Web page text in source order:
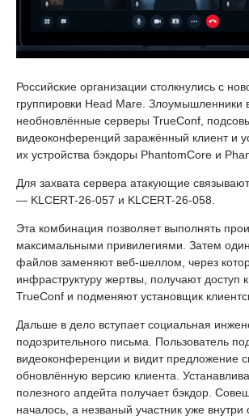
Российские организации столкнулись с
группировки Head Mare. Злоумышленники
необновлённые серверы TrueConf,
видеоконференций заражённый клиент и
их устройства бэкдоры PhantomCore и
Для захвата сервера атакующие
— KLCERT-26-057 и KLCERT-26-058.
Эта комбинация позволяет выполнять
максимальными привилегиями. Затем
файлов заменяют веб-шеллом, через
инфраструктуру жертвы, получают доступ
TrueConf и подменяют установщик
Дальше в дело вступает социальная
подозрительного письма. Пользователь
видеоконференции и видит предложение
обновлённую версию клиента.
полезного апдейта получает бэкдор.
началось, а незваный участник уже внутри